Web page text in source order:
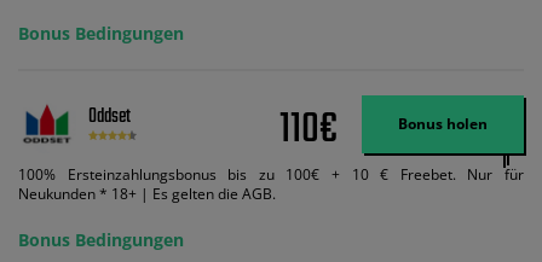
Bonus Bedingungen
Oddset 110€ Bonus holen
100% Ersteinzahlungsbonus bis zu 100€ + 10 € Freebet. Nur für
Neukunden * 18+ | Es gelten die AGB.
Bonus Bedingungen